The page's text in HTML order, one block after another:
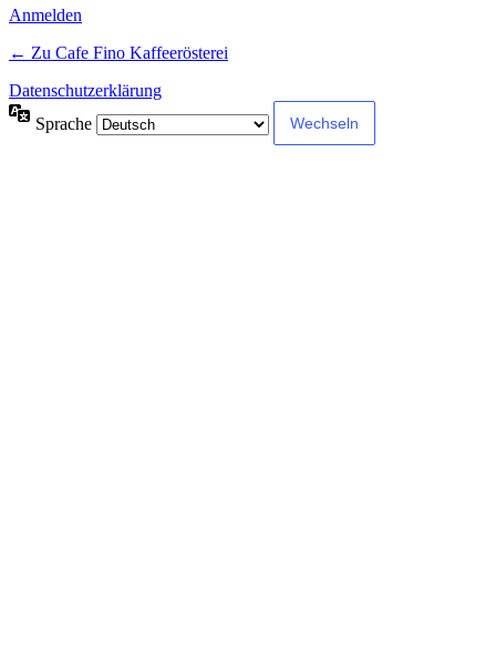
Anmelden
← Zu Cafe Fino Kaffeerösterei
Datenschutzerklärung
Sprache